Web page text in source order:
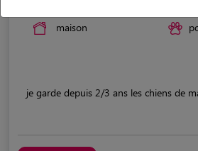
maison
je garde depuis 2/3 ans les chiens de